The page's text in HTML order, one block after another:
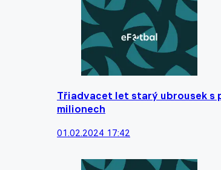
Třiadvacet let starý ubrousek s
milionech
01.02.2024 17:42